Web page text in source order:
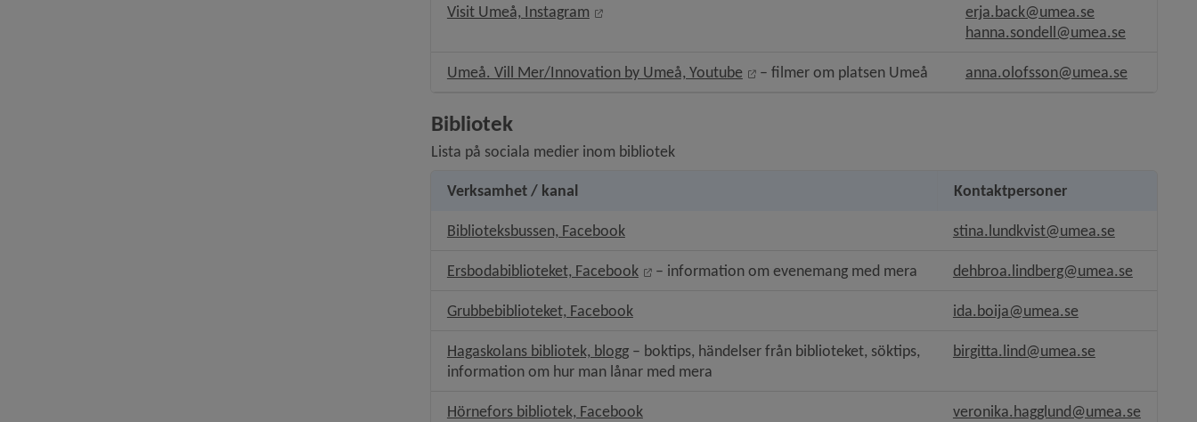
Visit Umeå, Instagram
Länk till annan webbplats, öppnas i nytt fönster.
erja.back@umea.se
hanna.sondell@umea.se
Umeå. Vill Mer/Innovation by Umeå, Youtube Länk till annan webbplats, öppnas i nytt fönster.
– filmer om platsen Umeå anna.olofsson@umea.se
Bibliotek
Lista på sociala medier inom bibliotek
Verksamhet / kanal
Kontaktpersoner
Biblioteksbussen, FacebookLänk till annan webbplats. stina.lundkvist@umea.se
Ersbodabiblioteket, Facebook Länk till annan webbplats, öppnas i nytt fönster.
– information om evenemang med mera dehbroa.lindberg@umea.se
Grubbebiblioteket, FacebookLänk till annan webbplats. ida.boija@umea.se
Hagaskolans bibliotek, bloggLänk till annan webbplats.
– boktips, händelser från biblioteket, söktips,
information om hur man lånar med mera
birgitta.lind@umea.se
Hörnefors bibliotek, FacebookLänk till annan webbplats. veronika.hagglund@umea.se